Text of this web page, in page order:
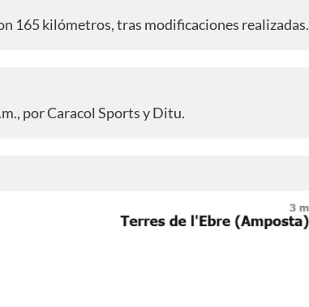
165 kilómetros, tras modificaciones realizadas.
por Caracol Sports y Ditu.